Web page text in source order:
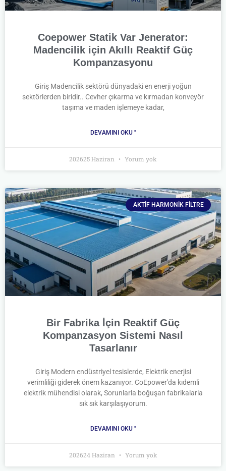
Coepower Statik Var Jenerator:
Madencilik için Akıllı Reaktif Güç
Kompanzasyonu
Giriş Madencilik sektörü dünyadaki en enerji yoğun
sektörlerden biridir.. Cevher çıkarma ve kırmadan konveyör
taşıma ve maden işlemeye kadar,
DEVAMINI OKU "
202625 Haziran Yorum yok
AKTIF HARMONIK FILTRE
Bir Fabrika İçin Reaktif Güç
Kompanzasyon Sistemi Nasıl
Tasarlanır
Giriş Modern endüstriyel tesislerde, Elektrik enerjisi
verimliliği giderek önem kazanıyor. CoEpower'da kıdemli
elektrik mühendisi olarak, Sorunlarla boğuşan fabrikalarla
sık sık karşılaşıyorum.
DEVAMINI OKU "
202624 Haziran Yorum yok